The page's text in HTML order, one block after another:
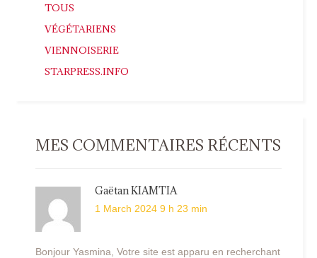
TOUS
VÉGÉTARIENS
VIENNOISERIE
STARPRESS.INFO
MES COMMENTAIRES RÉCENTS
Gaëtan KIAMTIA
1 March 2024 9 h 23 min
Bonjour Yasmina, Votre site est apparu en recherchant